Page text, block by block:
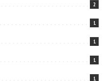
2
1
1
1
1